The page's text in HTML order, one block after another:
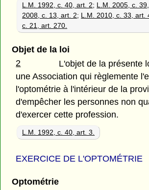
L.M. 1992, c. 40, art. 2; L.M. 2005, c.
2008, c. 13, art. 2; L.M. 2010, c. 33, art.
c. 21, art. 270.
Objet de la loi
2
L'objet de la présente
une Association qui règlemente
l'optométrie à l'intérieur de la
d'empêcher les personnes non
d'exercer cette profession.
L.M. 1992, c. 40, art. 3.
EXERCICE DE L'OPTOMÉTRIE
Optométrie